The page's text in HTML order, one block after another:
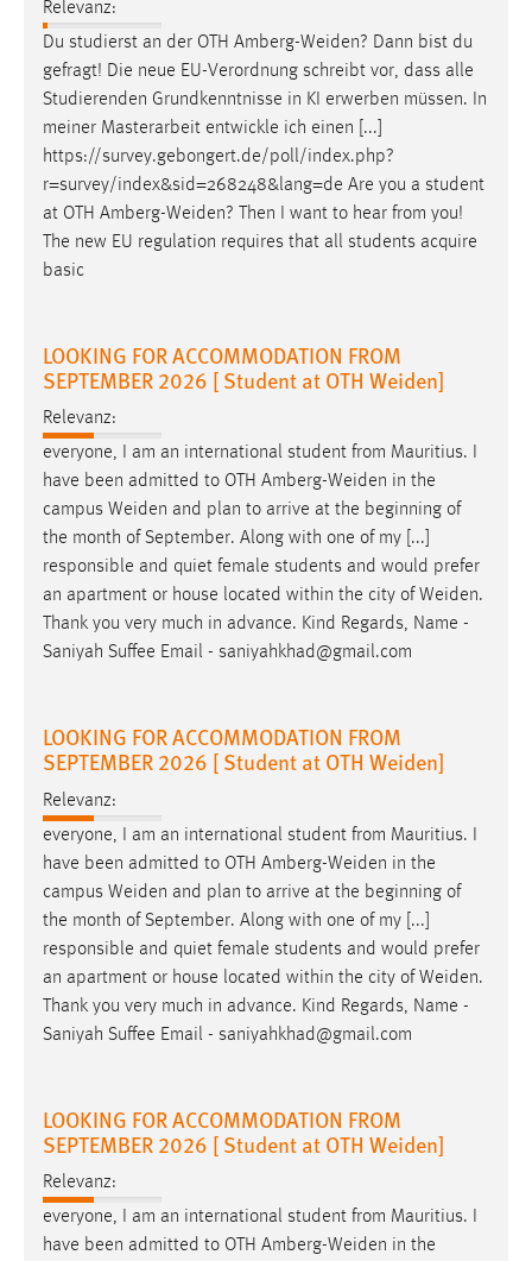
Relevanz:
Du studierst an der OTH Amberg-Weiden? Dann bist du
gefragt! Die neue EU-Verordnung schreibt vor, dass alle
Studierenden Grundkenntnisse in KI erwerben müssen. In
meiner Masterarbeit entwickle ich einen [...]
https://survey.gebongert.de/poll/index.php?
r=survey/index&sid=268248&lang=de Are you a student
at OTH Amberg-Weiden? Then I want to hear from you!
The new EU regulation requires that all students acquire
basic
LOOKING FOR ACCOMMODATION FROM
SEPTEMBER 2026 [ Student at OTH Weiden]
Relevanz:
everyone, I am an international student from Mauritius. I
have been admitted to OTH Amberg-Weiden in the
campus Weiden and plan to arrive at the beginning of
the month of September. Along with one of my [...]
responsible and quiet female students and would prefer
an apartment or house located within the city ofWeiden.
Thank you very much in advance. Kind Regards, Name -
Saniyah Suffee Email - saniyahkhad@gmail.com
LOOKING FOR ACCOMMODATION FROM
SEPTEMBER 2026 [ Student at OTH Weiden]
Relevanz:
everyone, I am an international student from Mauritius. I
have been admitted to OTH Amberg-Weiden in the
campus Weiden and plan to arrive at the beginning of
the month of September. Along with one of my [...]
responsible and quiet female students and would prefer
an apartment or house located within the city ofWeiden.
Thank you very much in advance. Kind Regards, Name -
Saniyah Suffee Email - saniyahkhad@gmail.com
LOOKING FOR ACCOMMODATION FROM
SEPTEMBER 2026 [ Student at OTH Weiden]
Relevanz:
everyone, I am an international student from Mauritius. I
have been admitted to OTH Amberg-Weiden in the